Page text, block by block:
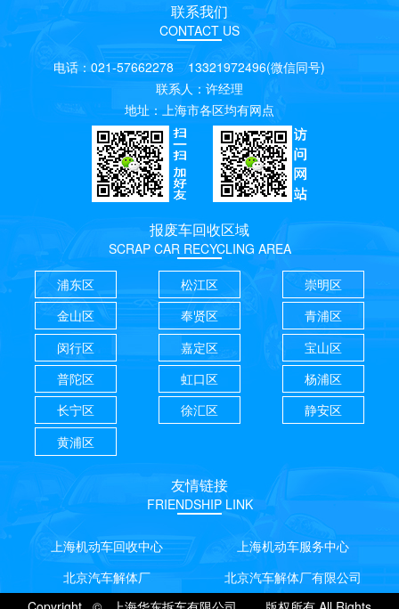
联系我们
CONTACT US
电话：021-57662278 13321972496(微信同号)
联系人：许经理
地址：上海市各区均有网点
报废车回收区域
SCRAP CAR RECYCLING AREA
浦东区
松江区
崇明区
金山区
奉贤区
青浦区
闵行区
嘉定区
宝山区
普陀区
虹口区
杨浦区
长宁区
徐汇区
静安区
黄浦区
友情链接
FRIENDSHIP LINK
上海机动车回收中心
上海机动车服务中心
北京汽车解体厂
北京汽车解体厂有限公司